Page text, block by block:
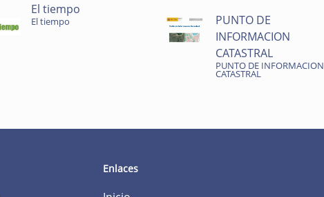
El tiempo
El tiempo
PUNTO DE
INFORMACION
CATASTRAL
PUNTO DE INFORMACION
CATASTRAL
Enlaces